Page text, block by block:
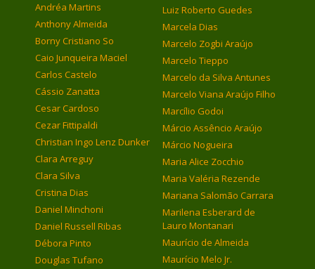
Andréa Martins
Anthony Almeida
Borny Cristiano So
Caio Junqueira Maciel
Carlos Castelo
Cássio Zanatta
Cesar Cardoso
Cezar Fittipaldi
Christian Ingo Lenz Dunker
Clara Arreguy
Clara Silva
Cristina Dias
Daniel Minchoni
Daniel Russell Ribas
Débora Pinto
Douglas Tufano
Luiz Roberto Guedes
Marcela Dias
Marcelo Zogbi Araújo
Marcelo Tieppo
Marcelo da Silva Antunes
Marcelo Viana Araújo Filho
Marcílio Godoi
Márcio Assêncio Araújo
Márcio Nogueira
Maria Alice Zocchio
Maria Valéria Rezende
Mariana Salomão Carrara
Marilena Esberard de
Lauro Montanari
Maurício de Almeida
Maurício Melo Jr.